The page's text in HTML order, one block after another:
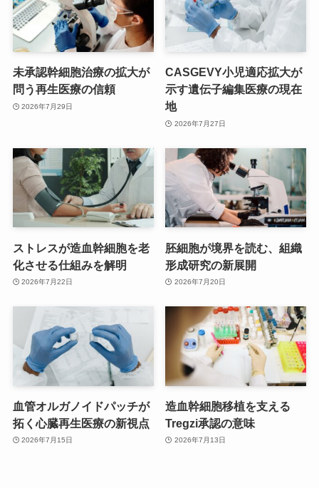
未承認幹細胞治療の拡大が
問う再生医療の信頼
2026年7月29日
CASGEVY小児適応拡大が
示す遺伝子編集医療の現在
地
2026年7月27日
ストレスが造血幹細胞を老
化させる仕組みを解明
2026年7月22日
胚細胞が境界を読む、組織
形成研究の新展開
2026年7月20日
血管オルガノイドパッチが
拓く心臓再生医療の新視点
2026年7月15日
造血幹細胞移植を支える
Tregzi承認の意味
2026年7月13日